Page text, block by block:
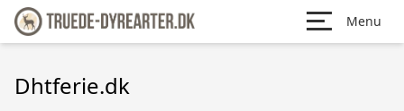
Menu
Dhtferie.dk